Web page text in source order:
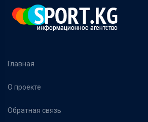
Главная
О проекте
Обратная связь